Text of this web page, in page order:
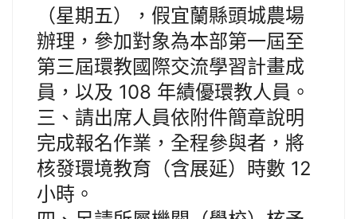
（星期五），假宜蘭縣頭城農場
辦理，參加對象為本部第一屆至
第三屆環教國際交流學習計畫成
員，以及 108 年績優環教人員。
三、請出席人員依附件簡章說明
完成報名作業，全程參與者，將
核發環境教育（含展延）時數 12
小時。